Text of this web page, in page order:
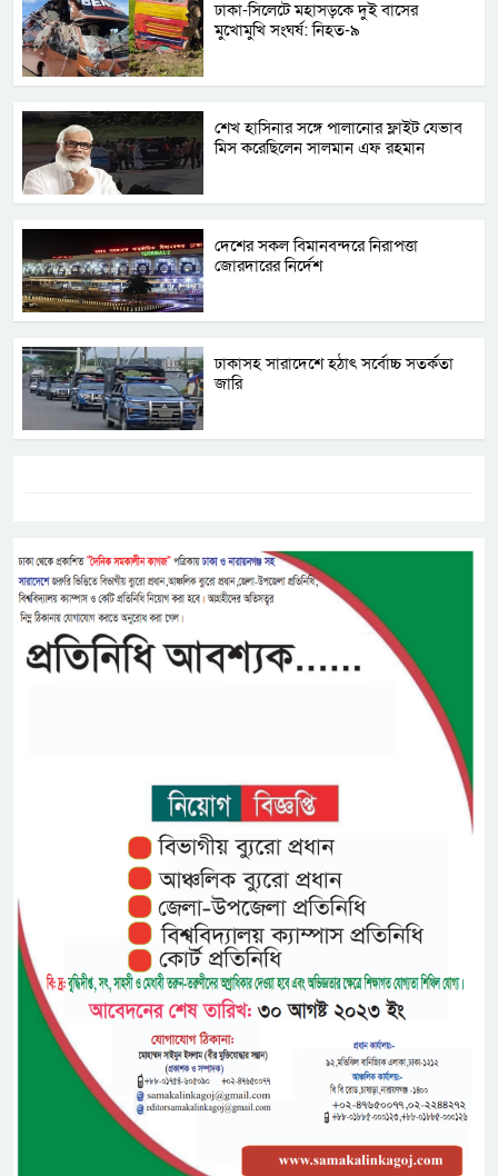
ঢাকা-সিলেটে মহাসড়কে দুই বাসের
মুখোমুখি সংঘর্ষ: নিহত-৯
শেখ হাসিনার সঙ্গে পালানোর ফ্লাইট যেভাব
মিস করেছিলেন সালমান এফ রহমান
দেশের সকল বিমানবন্দরে নিরাপত্তা
জোরদারের নির্দেশ
ঢাকাসহ সারাদেশে হঠাৎ সর্বোচ্চ সতর্কতা
জা‌রি